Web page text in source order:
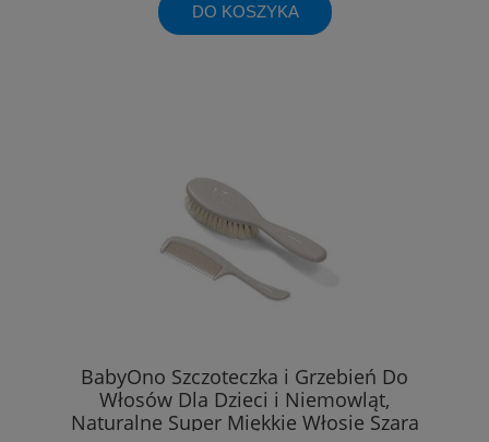
DO KOSZYKA
BabyOno Szczoteczka i Grzebień Do
Włosów Dla Dzieci i Niemowląt,
Naturalne Super Miękkie Włosie Szara